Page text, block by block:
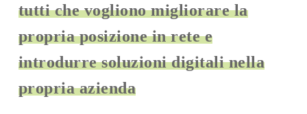
tutti che vogliono migliorare la
propria posizione in rete e
introdurre soluzioni digitali nella
propria azienda